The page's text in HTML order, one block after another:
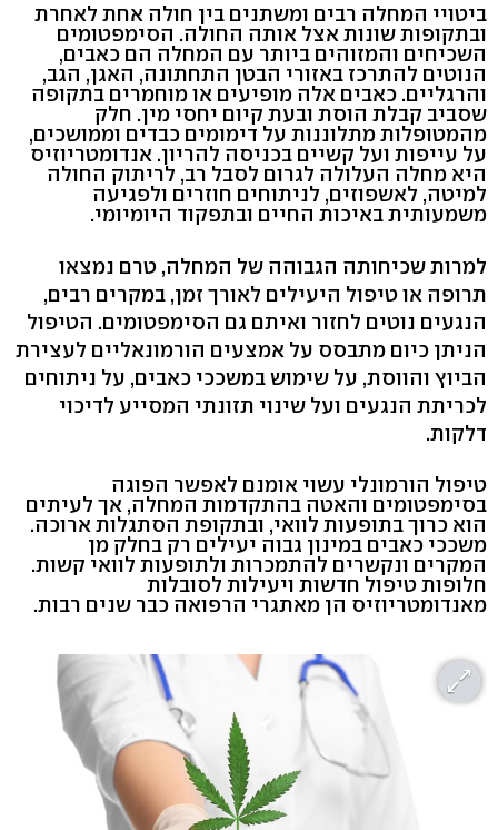
ביטויי המחלה רבים ומשתנים בין חולה אחת לאחרת
ובתקופות שונות אצל אותה החולה. הסימפטומים
השכיחים והמזוהים ביותר עם המחלה הם כאבים,
הנוטים להתרכז באזורי הבטן התחתונה, האגן, הגב,
והרגליים. כאבים אלה מופיעים או מוחמרים בתקופה
שסביב קבלת הוסת ובעת קיום יחסי מין. חלק
מהמטופלות מתלוננות על דימומים כבדים וממושכים,
על עייפות ועל קשיים בכניסה להריון. אנדומטריוזיס
היא מחלה העלולה לגרום לסבל רב, לריתוק החולה
למיטה, לאשפוזים, לניתוחים חוזרים ולפגיעה
משמעותית באיכות החיים ובתפקוד היומיומי.
למרות שכיחותה הגבוהה של המחלה, טרם נמצאו
תרופה או טיפול היעילים לאורך זמן, במקרים רבים,
הנגעים נוטים לחזור ואיתם גם הסימפטומים. הטיפול
הניתן כיום מתבסס על אמצעים הורמונאליים לעצירת
הביוץ והווסת, על שימוש במשככי כאבים, על ניתוחים
לכריתת הנגעים ועל שינוי תזונתי המסייע לדיכוי
דלקות.
טיפול הורמונלי עשוי אומנם לאפשר הפוגה
בסימפטומים והאטה בהתקדמות המחלה, אך לעיתים
הוא כרוך בתופעות לוואי, ובתקופת הסתגלות ארוכה.
משככי כאבים במינון גבוה יעילים רק בחלק מן
המקרים ונקשרים להתמכרות ולתופעות לוואי קשות.
חלופות טיפול חדשות ויעילות לסובלות
מאנדומטריוזיס הן מאתגרי הרפואה כבר שנים רבות.